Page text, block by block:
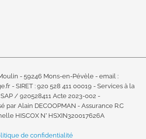
- 59246 Mons-en-Pévèle - email :
- SIRET : 920 528 411 00019 - Services à la
/ 920528411 Acte 2023-002 -
par Alain DECOOPMAN - Assurance R.C
HISCOX N° HSXIN320017626A
de confidentialité